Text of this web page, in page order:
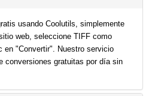
usando Coolutils, simplemente
web, seleccione TIFF como
en "Convertir". Nuestro servicio
conversiones gratuitas por día sin